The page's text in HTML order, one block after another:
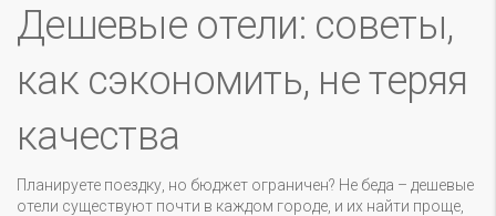
Дешевые отели: советы,
как сэкономить, не теряя
качества
Планируете поездку, но бюджет ограничен? Не беда – дешевые
отели существуют почти в каждом городе, и их найти проще,